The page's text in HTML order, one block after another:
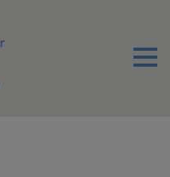
Menu